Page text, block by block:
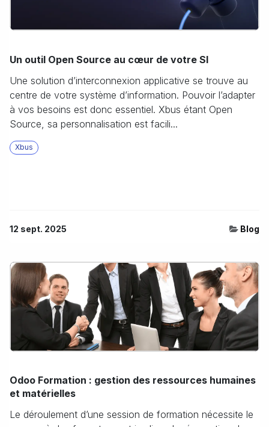
Un outil Open Source au cœur de votre SI
Une solution d’interconnexion applicative se trouve au
centre de votre système d’information. Pouvoir l’adapter
à vos besoins est donc essentiel. Xbus étant Open
Source, sa personnalisation est facili...
Xbus
12 sept. 2025 Blog
Odoo Formation : gestion des ressources humaines
et matérielles
Le déroulement d’une session de formation nécessite le